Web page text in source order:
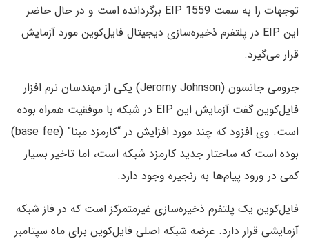
توجهات را به سمت EIP 1559 برگردانده است و در حال حاضر
این EIP در پلتفرم ذخیره‌سازی دیجیتال فایل‌کوین مورد آزمایش
قرار می‌گیرد.
جرومی جانسون (Jeromy Johnson) یکی از مهندسان نرم افزار
فایل‌کوین گفت آزمایش این EIP در شبکه با موفقیت همراه بوده
است. وی افزود که چند مورد افزایش در “کارمزد مبنا” (base fee)
بوده است که ساختار جدید کارمزد شبکه است، اما تاخیر بسیار
کمی در ورود پیام‌ها به زنجیره وجود دارد.
فایل‌کوین یک پلتفرم ذخیره‌سازی غیرمتمرکز است که در فاز شبکه
آزمایشی قرار دارد. عرضه شبکه اصلی فایل‌کوین برای ماه سپتامبر